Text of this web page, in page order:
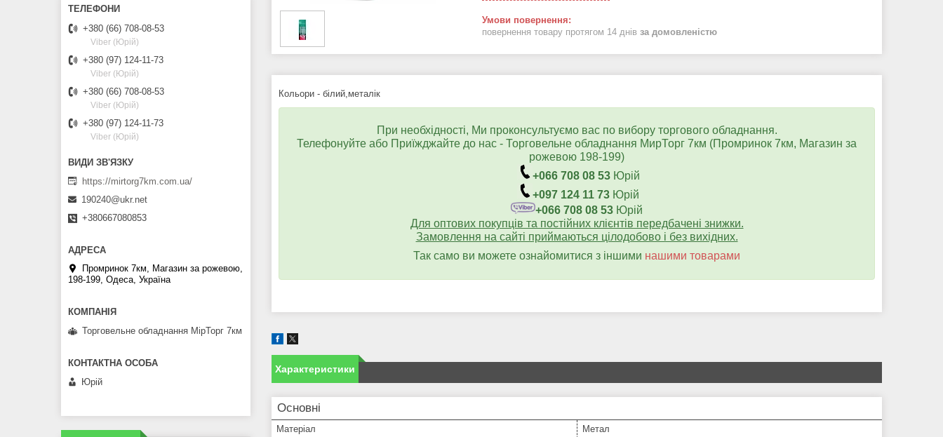
повернення товару протягом 14 днів за домовленістю
Кольори - білий,металік
При необхідності, Ми проконсультуємо вас по вибору торгового обладнання.
Телефонуйте або Приїжджайте до нас - Торговельне обладнання МирТорг 7км (Промринок 7км, Магазин за
рожевою 198-199)
+066 708 08 53Юрій
+097 124 11 73 Юрій
+066 708 08 53 Юрій
Для оптових покупців та постійних клієнтів передбачені знижки.
Замовлення на сайті приймаються цілодобово і без вихідних.
Так само ви можете ознайомитися з іншими нашими товарами
Характеристики
Основні
Матеріал
Метал
+380 (66) 708-08-53
Viber (Юрій)
+380 (97) 124-11-73
Viber (Юрій)
+380 (66) 708-08-53
Viber (Юрій)
+380 (97) 124-11-73
Viber (Юрій)
https://mirtorg7km.com.ua/
190240@ukr.net
+380667080853
Промринок 7км, Магазин за рожевою,
198-199, Одеса, Україна
Торговельне обладнання МірТорг 7км
Юрій